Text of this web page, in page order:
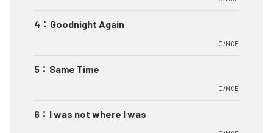
4 ： Goodnight Again
O/NCE
5 ： Same Time
O/NCE
6 ： I was not where I was